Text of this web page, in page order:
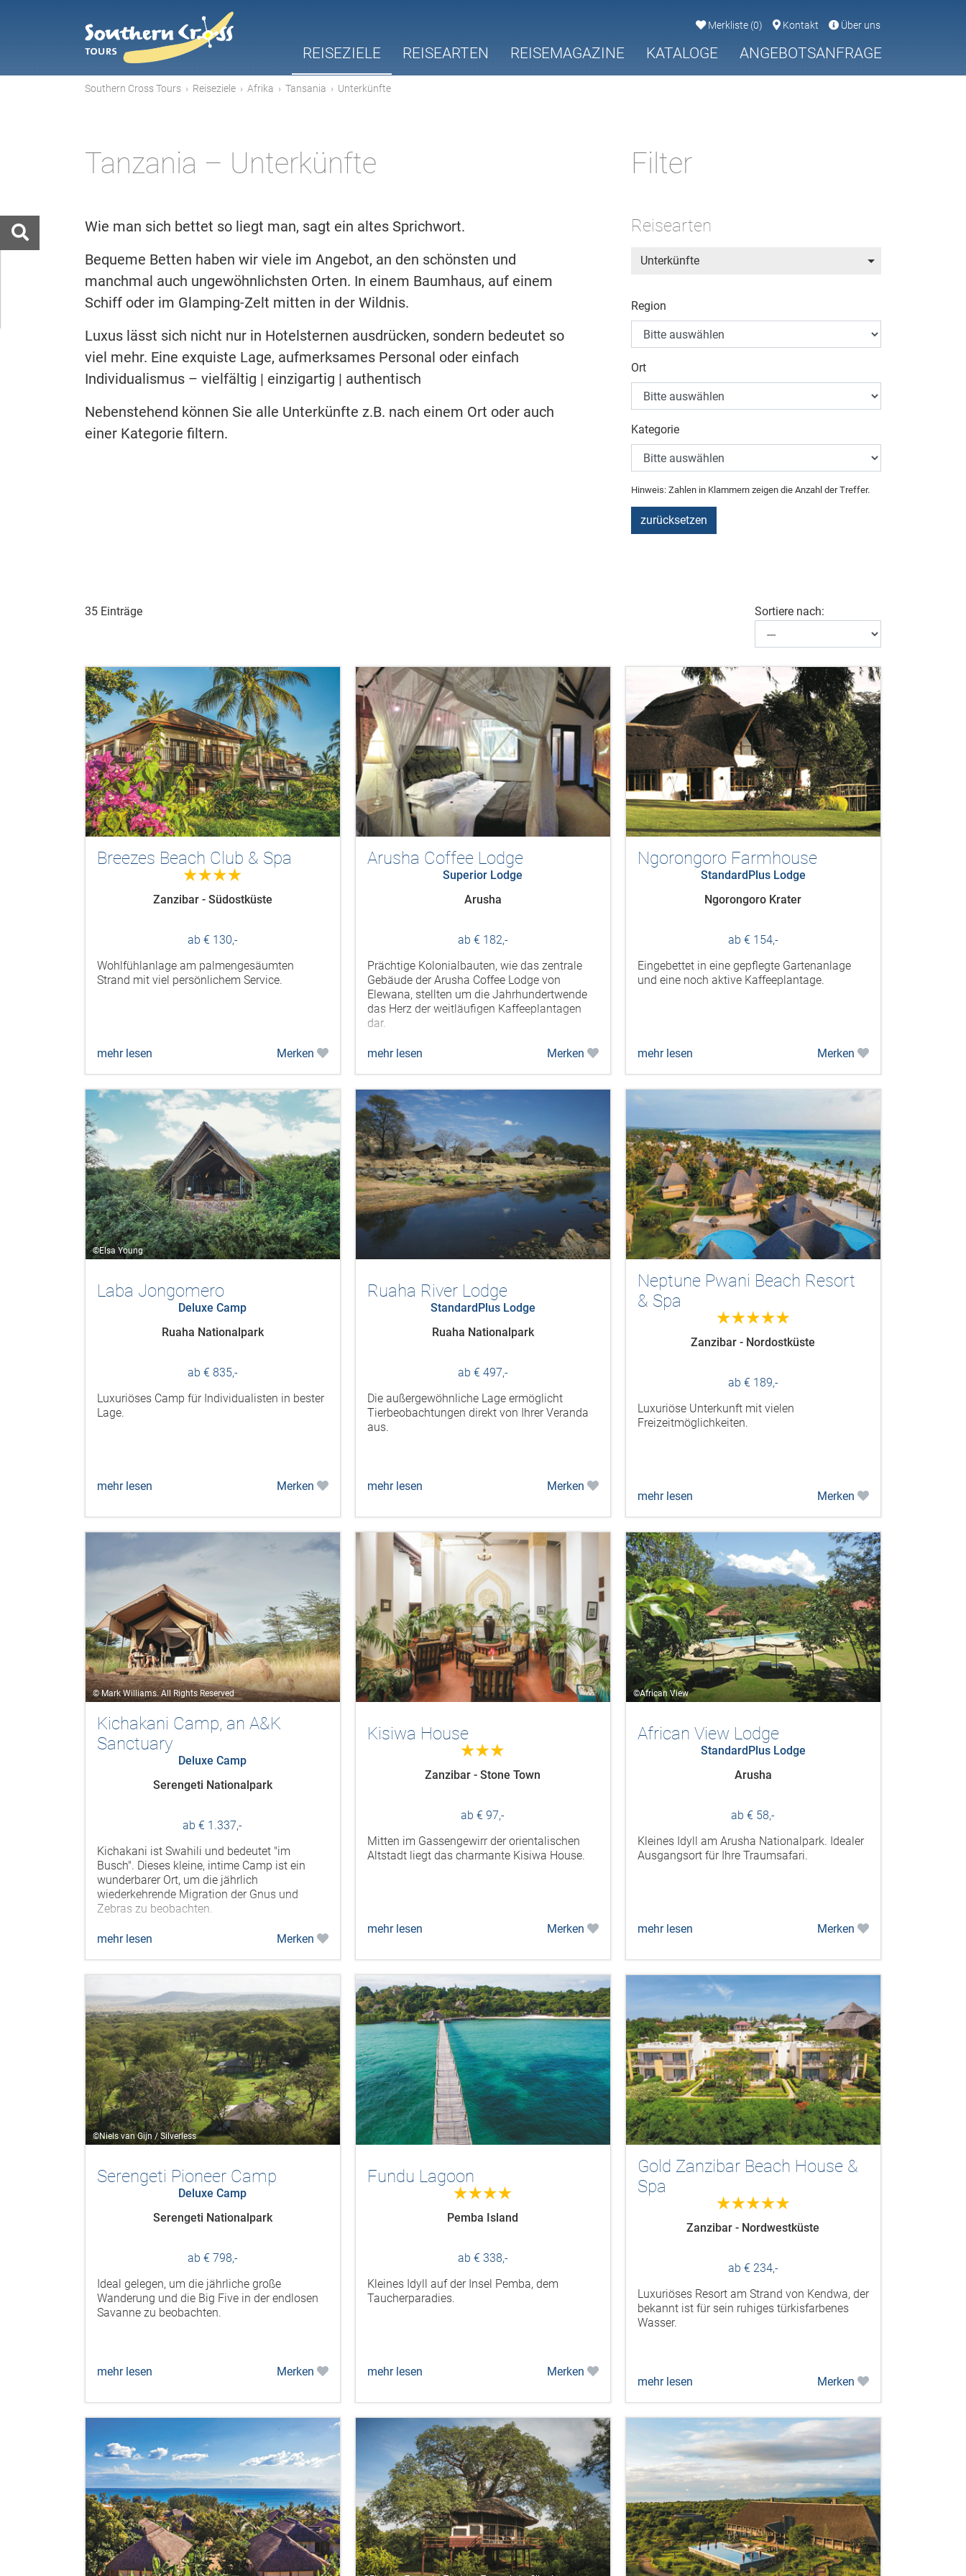
Merkliste (0) Kontakt Über uns
REISEZIELE REISEARTEN REISEMAGAZINE KATALOGE ANGEBOTSANFRAGE
Southern Cross Tours › Reiseziele › Afrika › Tansania › Unterkünfte
Tanzania – Unterkünfte
Wie man sich bettet so liegt man, sagt ein altes Sprichwort.
Bequeme Betten haben wir viele im Angebot, an den schönsten und
manchmal auch ungewöhnlichsten Orten. In einem Baumhaus, auf einem
Schiff oder im Glamping-Zelt mitten in der Wildnis.
Luxus lässt sich nicht nur in Hotelsternen ausdrücken, sondern bedeutet so
viel mehr. Eine exquiste Lage, aufmerksames Personal oder einfach
Individualismus – vielfältig | einzigartig | authentisch
Nebenstehend können Sie alle Unterkünfte z.B. nach einem Ort oder auch
einer Kategorie filtern.
Filter
Reisearten
Unterkünfte
Region
Ort
Kategorie
Hinweis: Zahlen in Klammern zeigen die Anzahl der Treffer.
zurücksetzen
35 Einträge Sortiere nach:
Breezes Beach Club & Spa
4.0
Zanzibar - Südostküste
ab € 130,-
Wohlfühlanlage am palmengesäumten
Strand mit viel persönlichem Service.
mehr lesen Merken
Arusha Coffee Lodge
Superior Lodge
Arusha
ab € 182,-
Prächtige Kolonialbauten, wie das zentrale
Gebäude der Arusha Coffee Lodge von
Elewana, stellten um die Jahrhundertwende
das Herz der weitläufigen Kaffeeplantagen
dar.
mehr lesen Merken
Ngorongoro Farmhouse
StandardPlus Lodge
Ngorongoro Krater
ab € 154,-
Eingebettet in eine gepflegte Gartenanlage
und eine noch aktive Kaffeeplantage.
mehr lesen Merken
©Elsa Young
Laba Jongomero
Deluxe Camp
Ruaha Nationalpark
ab € 835,-
Luxuriöses Camp für Individualisten in bester
Lage.
mehr lesen Merken
Ruaha River Lodge
StandardPlus Lodge
Ruaha Nationalpark
ab € 497,-
Die außergewöhnliche Lage ermöglicht
Tierbeobachtungen direkt von Ihrer Veranda
aus.
mehr lesen Merken
Neptune Pwani Beach Resort
& Spa
5.0
Zanzibar - Nordostküste
ab € 189,-
Luxuriöse Unterkunft mit vielen
Freizeitmöglichkeiten.
mehr lesen Merken
© Mark Williams. All Rights Reserved
Kichakani Camp, an A&K
Sanctuary
Deluxe Camp
Serengeti Nationalpark
ab € 1.337,-
Kichakani ist Swahili und bedeutet "im
Busch". Dieses kleine, intime Camp ist ein
wunderbarer Ort, um die jährlich
wiederkehrende Migration der Gnus und
Zebras zu beobachten.
mehr lesen Merken
Kisiwa House
3.0
Zanzibar - Stone Town
ab € 97,-
Mitten im Gassengewirr der orientalischen
Altstadt liegt das charmante Kisiwa House.
mehr lesen Merken
©African View
African View Lodge
StandardPlus Lodge
Arusha
ab € 58,-
Kleines Idyll am Arusha Nationalpark. Idealer
Ausgangsort für Ihre Traumsafari.
mehr lesen Merken
©Niels van Gijn / Silverless
Serengeti Pioneer Camp
Deluxe Camp
Serengeti Nationalpark
ab € 798,-
Ideal gelegen, um die jährliche große
Wanderung und die Big Five in der endlosen
Savanne zu beobachten.
mehr lesen Merken
Fundu Lagoon
4.0
Pemba Island
ab € 338,-
Kleines Idyll auf der Insel Pemba, dem
Taucherparadies.
mehr lesen Merken
Gold Zanzibar Beach House &
Spa
5.0
Zanzibar - Nordwestküste
ab € 234,-
Luxuriöses Resort am Strand von Kendwa, der
bekannt ist für sein ruhiges türkisfarbenes
Wasser.
mehr lesen Merken